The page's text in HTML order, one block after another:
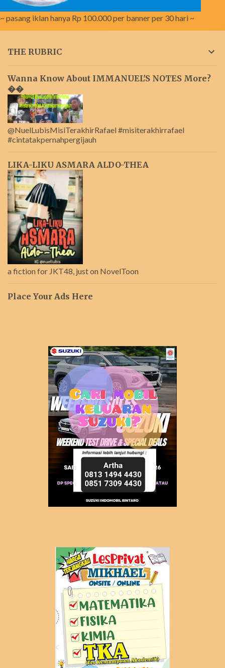
~ pasang iklan hanya Rp 100.000 per banner per 30 hari ~
THE RUBRIC
Wanna Know About IMMANUEL'S NOTES More?
��
@NuelLubisMisiTerakhirRafael #misiterakhirrafael
#cintatakpernahpergijauh
LIKA-LIKU ASMARA ALDO-THEA
a fiction for JKT48, just on NovelToon
Place Your Ads Here